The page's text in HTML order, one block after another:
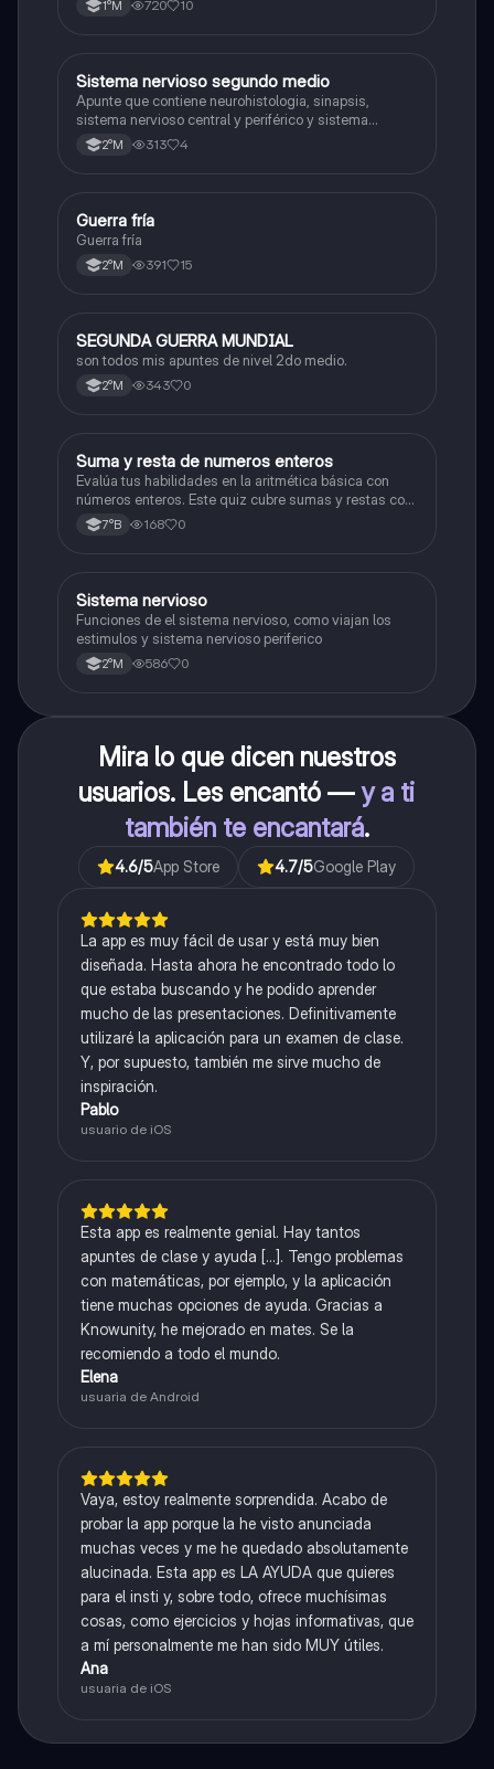
1°M 720 10
Biología
Sistema nervioso segundo medio
Apunte que contiene neurohistologia, sinapsis,
sistema nervioso central y periférico y sistema
endocrino
2°M 313 4
Historia
Guerra fría
Guerra fría
2°M 391 15
Historia
SEGUNDA GUERRA MUNDIAL
son todos mis apuntes de nivel 2do medio.
2°M 343 0
SMatemáticas
Suma y resta de numeros enteros
Evalúa tus habilidades en la aritmética básica con
números enteros. Este quiz cubre sumas y restas con
números positivos y negativos.
7°B 168 0
SBiología
Sistema nervioso
Funciones de el sistema nervioso, como viajan los
estimulos y sistema nervioso periferico
2°M 586 0
Mira lo que dicen nuestros
usuarios. Les encantó —y a ti
también te encantará.
4.6/5App Store 4.7/5Google Play
La app es muy fácil de usar y está muy bien
diseñada. Hasta ahora he encontrado todo lo
que estaba buscando y he podido aprender
mucho de las presentaciones. Definitivamente
utilizaré la aplicación para un examen de clase.
Y, por supuesto, también me sirve mucho de
inspiración.
Pablo
usuario de iOS
Esta app es realmente genial. Hay tantos
apuntes de clase y ayuda [...]. Tengo problemas
con matemáticas, por ejemplo, y la aplicación
tiene muchas opciones de ayuda. Gracias a
Knowunity, he mejorado en mates. Se la
recomiendo a todo el mundo.
Elena
usuaria de Android
Vaya, estoy realmente sorprendida. Acabo de
probar la app porque la he visto anunciada
muchas veces y me he quedado absolutamente
alucinada. Esta app es LA AYUDA que quieres
para el insti y, sobre todo, ofrece muchísimas
cosas, como ejercicios y hojas informativas, que
a mí personalmente me han sido MUY útiles.
Ana
usuaria de iOS